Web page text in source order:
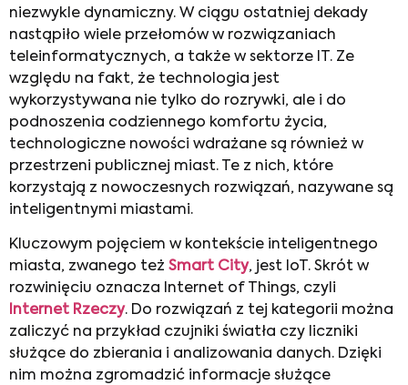
niezwykle dynamiczny. W ciągu ostatniej dekady
nastąpiło wiele przełomów w rozwiązaniach
teleinformatycznych, a także w sektorze IT. Ze
względu na fakt, że technologia jest
wykorzystywana nie tylko do rozrywki, ale i do
podnoszenia codziennego komfortu życia,
technologiczne nowości wdrażane są również w
przestrzeni publicznej miast. Te z nich, które
korzystają z nowoczesnych rozwiązań, nazywane są
inteligentnymi miastami.
Kluczowym pojęciem w kontekście inteligentnego
miasta, zwanego też Smart City, jest IoT. Skrót w
rozwinięciu oznacza Internet of Things, czyli
Internet Rzeczy. Do rozwiązań z tej kategorii można
zaliczyć na przykład czujniki światła czy liczniki
służące do zbierania i analizowania danych. Dzięki
nim można zgromadzić informacje służące